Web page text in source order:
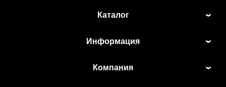
Каталог
Информация
Компания